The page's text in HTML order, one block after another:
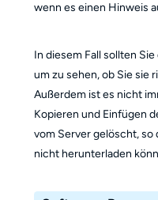
wenn es einen Hinweis
In diesem Fall sollten
um zu sehen, ob Sie sie
Außerdem ist es nicht
Kopieren und Einfügen
vom Server gelöscht, so
nicht herunterladen